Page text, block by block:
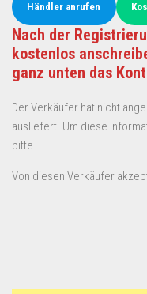
Händler anrufen
Nach der
kostenlos
ganz unten das
Der Verkäufer hat nicht
ausliefert. Um diese
bitte.
Von diesen Verkäufer